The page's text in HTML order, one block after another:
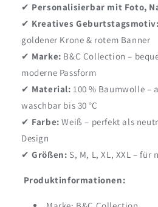
✔ Personalisierbar mit Foto,
✔ Kreatives Geburtstagsmotiv:
goldener Krone & rotem Banner
✔ Marke: B&C Collection –
moderne Passform
✔ Material: 100 % Baumwolle –
waschbar bis 30 °C
✔ Farbe: Weiß – perfekt als
Design
✔Größen: S, M, L, XL, XXL – für
Produktinformationen: